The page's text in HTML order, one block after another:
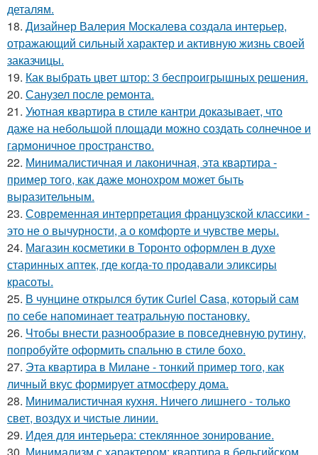
деталям.
18. Дизайнер Валерия Москалева создала интерьер,
отражающий сильный характер и активную жизнь своей
заказчицы.
19. Как выбрать цвет штор: 3 беспроигрышных решения.
20. Санузел после ремонта.
21. Уютная квартира в стиле кантри доказывает, что
даже на небольшой площади можно создать солнечное и
гармоничное пространство.
22. Минималистичная и лаконичная, эта квартира -
пример того, как даже монохром может быть
выразительным.
23. Современная интерпретация французской классики -
это не о вычурности, а о комфорте и чувстве меры.
24. Магазин косметики в Торонто оформлен в духе
старинных аптек, где когда-то продавали эликсиры
красоты.
25. В чунцине открылся бутик Curiel Casa, который сам
по себе напоминает театральную постановку.
26. Чтобы внести разнообразие в повседневную рутину,
попробуйте оформить спальню в стиле бохо.
27. Эта квартира в Милане - тонкий пример того, как
личный вкус формирует атмосферу дома.
28. Минималистичная кухня. Ничего лишнего - только
свет, воздух и чистые линии.
29. Идея для интерьера: стеклянное зонирование.
30. Минимализм с характером: квартира в бельгийском